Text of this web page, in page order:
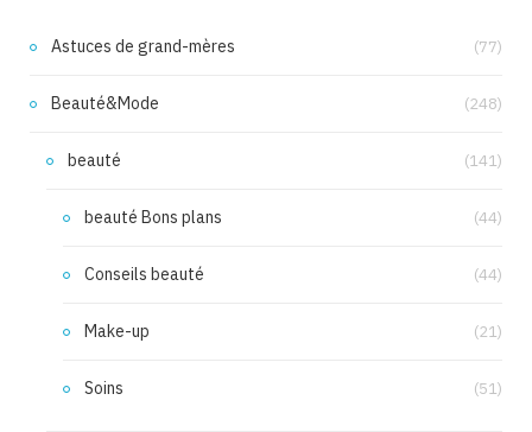
Astuces de grand-mères (77)
Beauté&Mode (248)
beauté (141)
beauté Bons plans (44)
Conseils beauté (44)
Make-up (21)
Soins (51)